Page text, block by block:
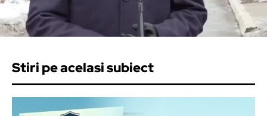
Stiri pe acelasi subiect